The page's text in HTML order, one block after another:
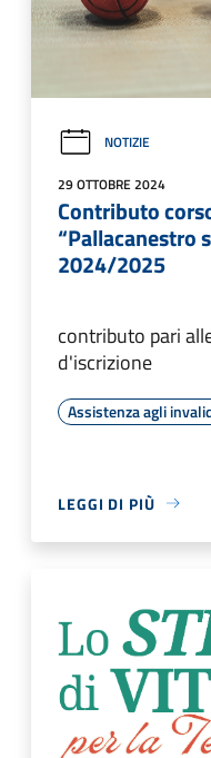
NOTIZIE
29 OTTOBRE 2024
Contributo
“Pallacanestro
2024/2025
contributo pari
d'iscrizione
Assistenza agli
LEGGI DI PIÙ